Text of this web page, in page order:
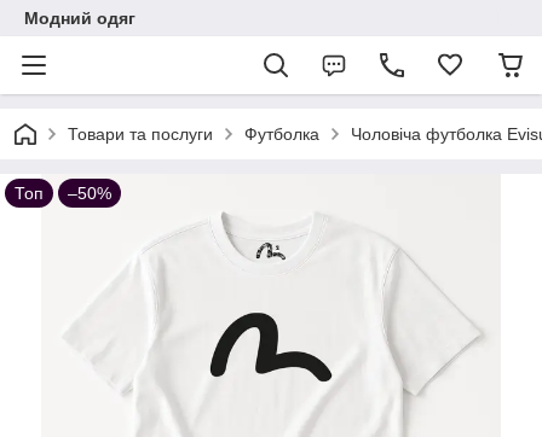
Модний одяг
Товари та послуги Футболка Чоловіча футболка
Топ –50%